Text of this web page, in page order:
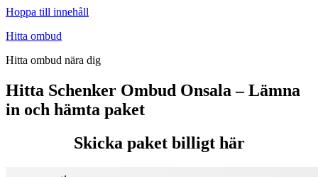
Hoppa till innehåll
Hitta ombud
Hitta ombud nära dig
Hitta Schenker Ombud Onsala – Lämna
in och hämta paket
Skicka paket billigt här